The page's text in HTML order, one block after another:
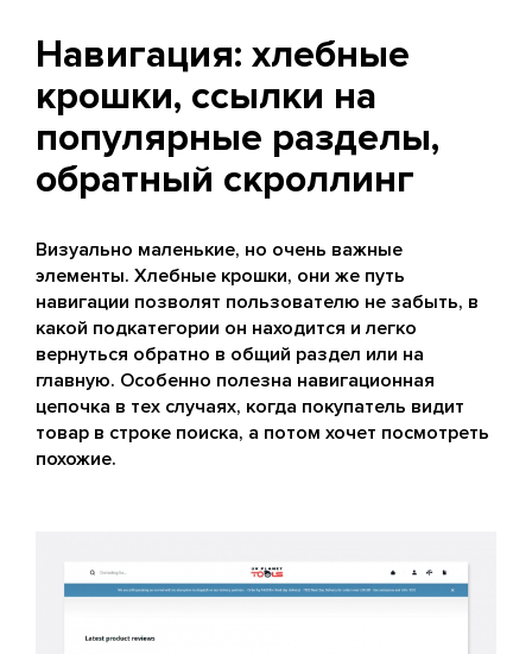
Навигация: хлебные
крошки, ссылки на
популярные разделы,
обратный скроллинг
Визуально маленькие, но очень важные
элементы. Хлебные крошки, они же путь
навигации позволят пользователю не забыть, в
какой подкатегории он находится и легко
вернуться обратно в общий раздел или на
главную. Особенно полезна навигационная
цепочка в тех случаях, когда покупатель видит
товар в строке поиска, а потом хочет посмотреть
похожие.